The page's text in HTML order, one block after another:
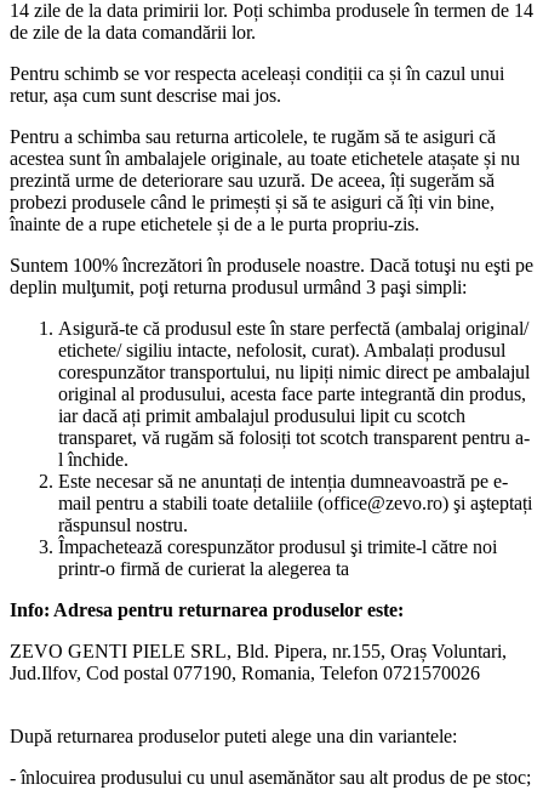
14 zile de la data primirii lor. Poți schimba produsele în termen de 14
de zile de la data comandării lor.
Pentru schimb se vor respecta aceleași condiții ca și în cazul unui
retur, așa cum sunt descrise mai jos.
Pentru a schimba sau returna articolele, te rugăm să te asiguri că
acestea sunt în ambalajele originale, au toate etichetele atașate și nu
prezintă urme de deteriorare sau uzură. De aceea, îți sugerăm să
probezi produsele când le primești și să te asiguri că îți vin bine,
înainte de a rupe etichetele și de a le purta propriu-zis.
Suntem 100% încrezători în produsele noastre. Dacă totuşi nu eşti pe
deplin mulţumit, poţi returna produsul urmând 3 paşi simpli:
Asigură-te că produsul este în stare perfectă (ambalaj original/
etichete/ sigiliu intacte, nefolosit, curat). Ambalați produsul
corespunzător transportului, nu lipiți nimic direct pe ambalajul
original al produsului, acesta face parte integrantă din produs,
iar dacă ați primit ambalajul produsului lipit cu scotch
transparet, vă rugăm să folosiți tot scotch transparent pentru a-
l închide.
Este necesar să ne anuntați de intenția dumneavoastră pe e-
mail pentru a stabili toate detaliile (office@zevo.ro) şi aşteptați
răspunsul nostru.
Împachetează corespunzător produsul şi trimite-l către noi
printr-o firmă de curierat la alegerea ta
Info: Adresa pentru returnarea produselor este:
ZEVO GENTI PIELE SRL, Bld. Pipera, nr.155, Oraș Voluntari,
Jud.Ilfov, Cod postal 077190, Romania, Telefon 0721570026
După returnarea produselor puteti alege una din variantele:
- înlocuirea produsului cu unul asemănător sau alt produs de pe stoc;